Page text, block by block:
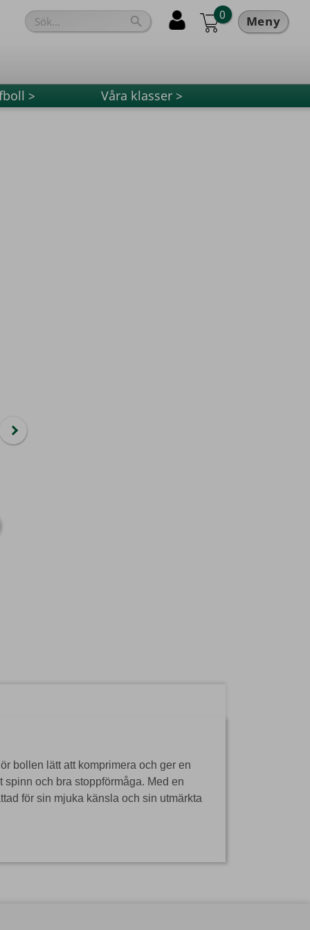
Meny
 0
> Våra klasser >
bollen lätt att komprimera och ger en
och bra stoppförmåga. Med en
för sin mjuka känsla och sin utmärkta